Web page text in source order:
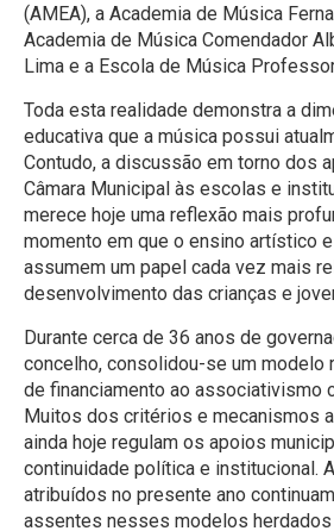
(AMEA), a Academia de Música
Academia de Música Comendador
Lima e a Escola de Música
Toda esta realidade demonstra a
educativa que a música possui
Contudo, a discussão em torno dos
Câmara Municipal às escolas e
merece hoje uma reflexão mais
momento em que o ensino artístico
assumem um papel cada vez mais
desenvolvimento das crianças e
Durante cerca de 36 anos de
concelho, consolidou-se um modelo
de financiamento ao associativismo
Muitos dos critérios e mecanismos
ainda hoje regulam os apoios
continuidade política e institucional.
atribuídos no presente ano
assentes nesses modelos